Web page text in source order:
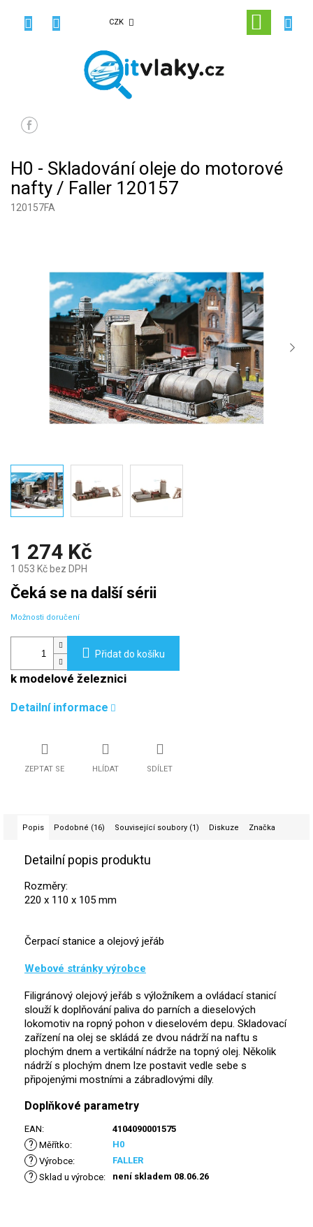
CZK
KOŠÍK
H0 - Skladování oleje do motorové
nafty / Faller 120157
120157FA
1 274 Kč
1 053 Kč bez DPH
Měrná
cena:
Čeká se na další sérii
Možnosti doručení
Přidat do košíku
k modelové železnici
Detailní informace
ZEPTAT SE HLÍDAT SDÍLET
Popis Podobné (16) Související soubory (1) Diskuze Značka
Detailní popis produktu
Rozměry:
220 x 110 x 105 mm
Čerpací stanice a olejový jeřáb
Webové stránky výrobce
Filigránový olejový jeřáb s výložníkem a ovládací stanicí
slouží k doplňování paliva do parních a dieselových
lokomotiv na ropný pohon v dieselovém depu. Skladovací
zařízení na olej se skládá ze dvou nádrží na naftu s
plochým dnem a vertikální nádrže na topný olej. Několik
nádrží s plochým dnem lze postavit vedle sebe s
připojenými mostními a zábradlovými díly.
Doplňkové parametry
EAN: 4104090001575
? Měřítko: H0
? Výrobce: FALLER
? Sklad u výrobce: není skladem 08.06.26